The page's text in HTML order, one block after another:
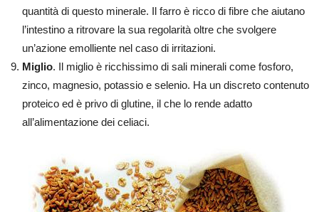
quantità di questo minerale. Il farro è ricco di fibre che aiutano
l’intestino a ritrovare la sua regolarità oltre che svolgere
un’azione emolliente nel caso di irritazioni.
Miglio. Il miglio è ricchissimo di sali minerali come fosforo,
zinco, magnesio, potassio e selenio. Ha un discreto contenuto
proteico ed è privo di glutine, il che lo rende adatto
all’alimentazione dei celiaci.